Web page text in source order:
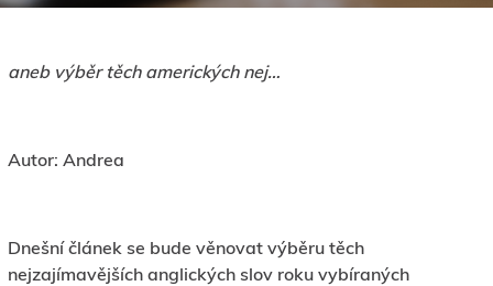
aneb výběr těch amerických nej…
Autor: Andrea
Dnešní článek se bude věnovat výběru těch
nejzajímavějších anglických slov roku vybíraných